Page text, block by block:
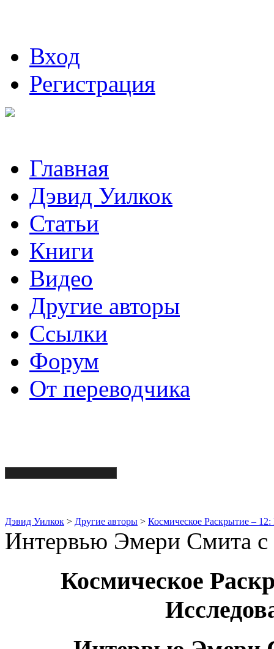
Вход
Регистрация
Главная
Дэвид Уилкок
Статьи
Книги
Видео
Другие авторы
Ссылки
Форум
От переводчика
Дэвид Уилкок > Другие авторы > Космическое Раскрытие –
Интервью Эмери Смита
Космическое